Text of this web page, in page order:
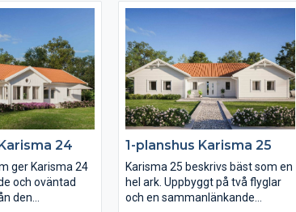
och har
mot baksidan.
är
fungera som
in
garage.
vardagsrum och allrum mot
trädgården samt husets alla
sovrum i ett och samma
väderstreck skapas en unik
planlösning. Barn- och
ungdomssovrummen har
dessutom ett eget gemensamt
badrum samt allrum.
24
ger Karisma 24
och oväntad
den
1-planshus Karisma 25
Karisma 25 beskrivs bäst som en
hel ark. Uppbyggt på två flyglar
och en sammanlänkande